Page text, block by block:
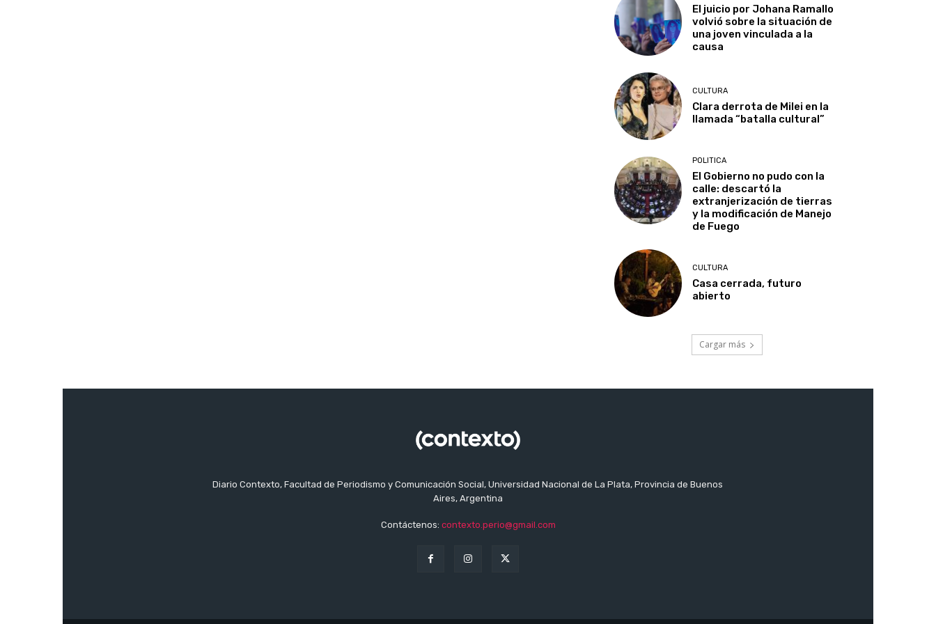
El juicio por Johana Ramallo
volvió sobre la situación de
una joven vinculada a la
causa
CULTURA
Clara derrota de Milei en la
llamada “batalla cultural”
POLITICA
El Gobierno no pudo con la
calle: descartó la
extranjerización de tierras
y la modificación de Manejo
de Fuego
CULTURA
Casa cerrada, futuro
abierto
Cargar más
Diario Contexto, Facultad de Periodismo y Comunicación Social, Universidad Nacional de La Plata, Provincia de Buenos
Aires, Argentina
Contáctenos: contexto.perio@gmail.com